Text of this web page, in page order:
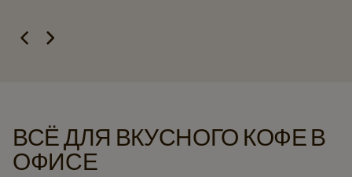
ВСЁ ДЛЯ ВКУСНОГО КОФЕ В
ОФИСЕ